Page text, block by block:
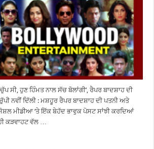
ਸੀ, ਹੁਣ ਹਿੰਮਤ ਨਾਲ ਸੱਚ ਬੋਲਾਂਗੀ’, ਰੈਪਰ ਬਾਦਸ਼ਾਹ ਦੀ
ਨਵੀਂ ਦਿੱਲੀ : ਮਸ਼ਹੂਰ ਰੈਪਰ ਬਾਦਸ਼ਾਹ ਦੀ ਪਤਨੀ ਅਤੇ
ਮੀਡੀਆ ‘ਤੇ ਇੱਕ ਬੇਹੱਦ ਭਾਵੁਕ ਪੋਸਟ ਸਾਂਝੀ ਕਰਦਿਆਂ
ਕੜਵਾਹਟ ਵੱਲ …